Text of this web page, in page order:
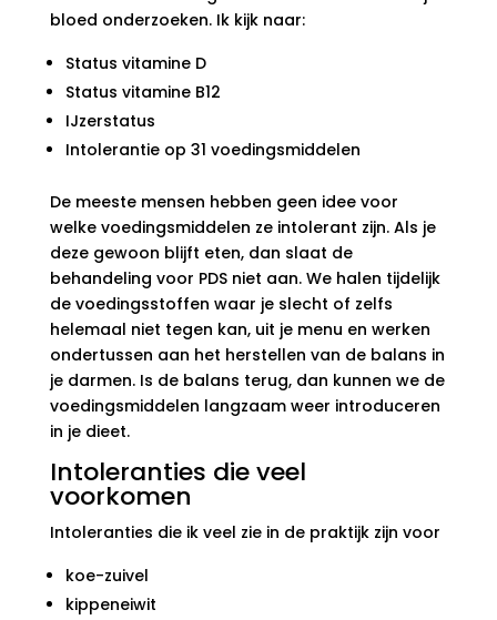
bloed onderzoeken. Ik kijk naar:
Status vitamine D
Status vitamine B12
IJzerstatus
Intolerantie op 31 voedingsmiddelen
De meeste mensen hebben geen idee voor
welke voedingsmiddelen ze intolerant zijn. Als je
deze gewoon blijft eten, dan slaat de
behandeling voor PDS niet aan. We halen tijdelijk
de voedingsstoffen waar je slecht of zelfs
helemaal niet tegen kan, uit je menu en werken
ondertussen aan het herstellen van de balans in
je darmen. Is de balans terug, dan kunnen we de
voedingsmiddelen langzaam weer introduceren
in je dieet.
Intoleranties die veel
voorkomen
Intoleranties die ik veel zie in de praktijk zijn voor
koe-zuivel
kippeneiwit